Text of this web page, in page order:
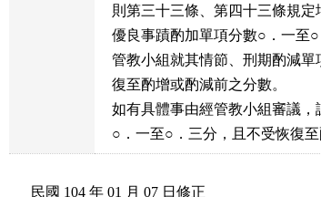
則第三十三條、第四十三條規
優良事蹟酌加單項分數○．一
管教小組就其情節、刑期酌減
    復至酌增或酌減前之分數。
如有具體事由經管教小組審議
○．一至○．三分，且不受恢復
民國 104 年 01 月 07 日修正